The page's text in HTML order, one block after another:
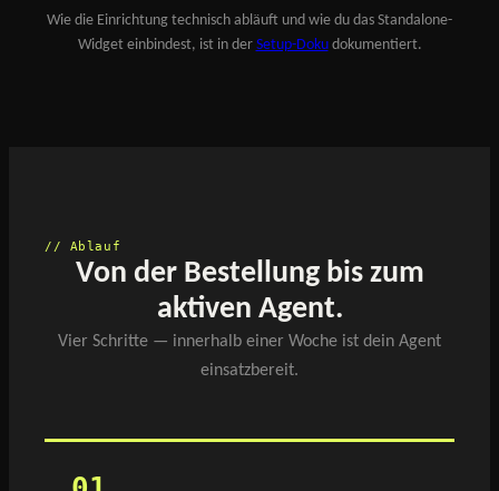
Wie die Einrichtung technisch abläuft und wie du das Standalone-
Widget einbindest, ist in der Setup-Dokudokumentiert.
// Ablauf
Von der Bestellung bis zum
aktiven Agent.
Vier Schritte — innerhalb einer Woche ist dein Agent
einsatzbereit.